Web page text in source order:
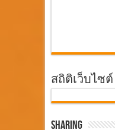
สถิติเว็บไซต์
Sharing